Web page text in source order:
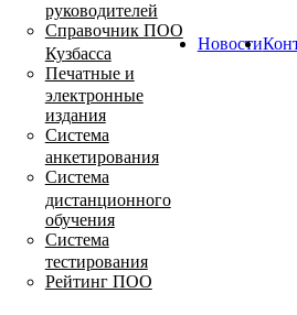
руководителей
Справочник ПОО
Кузбасса
Печатные и
электронные
издания
Система
анкетирования
Система
дистанционного
обучения
Система
тестирования
Рейтинг ПОО
Новости